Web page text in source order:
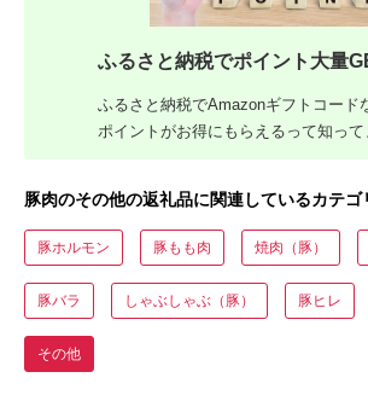
ふるさと納税でポイント大量
ふるさと納税でAmazonギフトコード
ポイントがお得にもらえるって知って
豚肉のその他の返礼品に関連しているカテゴ
豚ホルモン 豚もも肉 焼肉（豚）
豚バラ しゃぶしゃぶ（豚） 豚ヒレ
その他